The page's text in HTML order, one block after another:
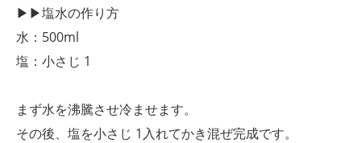
▶▶塩水の作り方
水：500ml
塩：小さじ 1
まず水を沸騰させ冷ませます。
その後、塩を小さじ 1入れてかき混ぜ完成です。